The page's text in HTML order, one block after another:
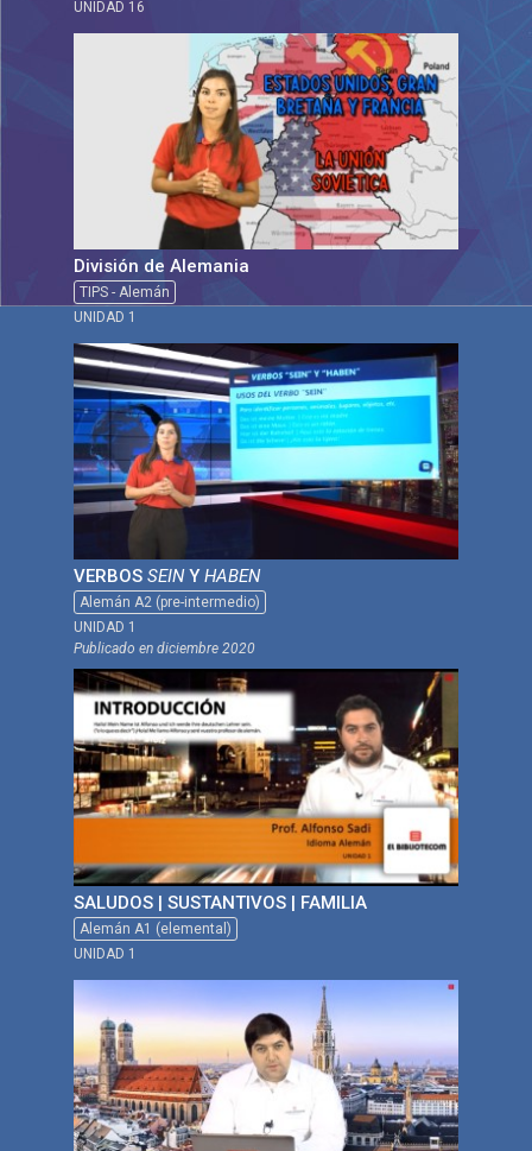
UNIDAD 16
División de Alemania
TIPS - Alemán
UNIDAD 1
VERBOSSEINYHABEN
Alemán A2 (pre-intermedio)
UNIDAD 1
Publicado endiciembre 2020
SALUDOS | SUSTANTIVOS | FAMILIA
Alemán A1 (elemental)
UNIDAD 1